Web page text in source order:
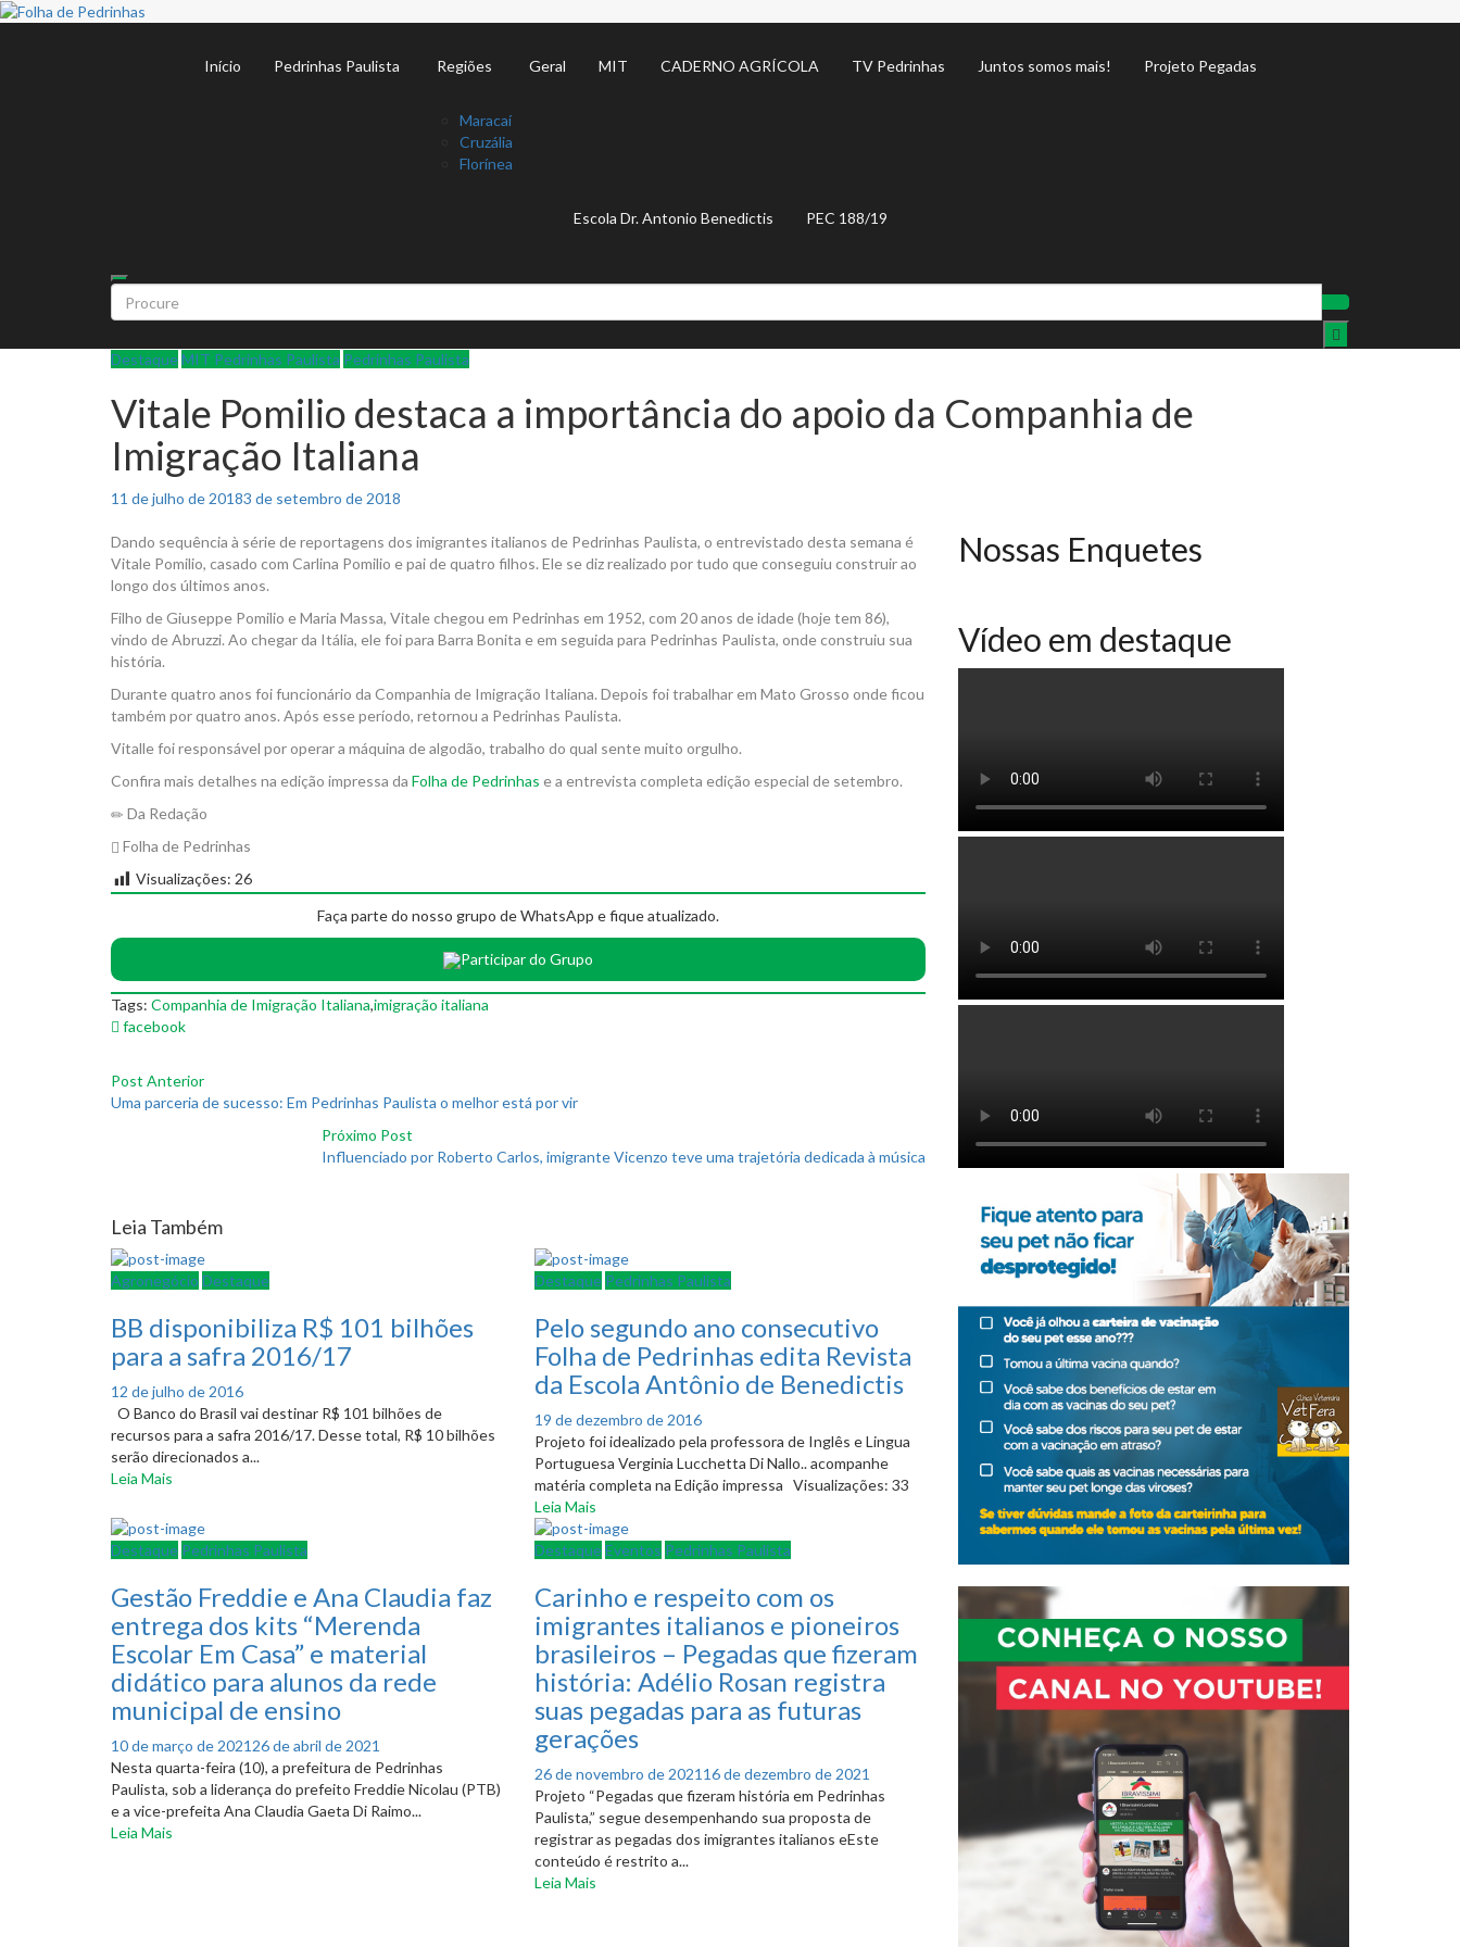
Início Pedrinhas Paulista Regiões
Maracaí
Cruzália
Florínea
Geral MIT CADERNO AGRÍCOLA TV Pedrinhas Juntos somos mais! Projeto Pegadas
Escola Dr. Antonio Benedictis PEC 188/19
Destaque MIT Pedrinhas Paulista Pedrinhas Paulista
Vitale Pomilio destaca a importância do apoio da Companhia de
Imigração Italiana
Posted
11 de julho de 20183 de setembro de 2018
Dando sequência à série de reportagens dos imigrantes italianos de Pedrinhas Paulista, o entrevistado desta semana é
Vitale Pomilio, casado com Carlina Pomilio e pai de quatro filhos. Ele se diz realizado por tudo que conseguiu construir ao
longo dos últimos anos.
Filho de Giuseppe Pomilio e Maria Massa, Vitale chegou em Pedrinhas em 1952, com 20 anos de idade (hoje tem 86),
vindo de Abruzzi. Ao chegar da Itália, ele foi para Barra Bonita e em seguida para Pedrinhas Paulista, onde construiu sua
história.
Durante quatro anos foi funcionário da Companhia de Imigração Italiana. Depois foi trabalhar em Mato Grosso onde ficou
também por quatro anos. Após esse período, retornou a Pedrinhas Paulista.
Vitalle foi responsável por operar a máquina de algodão, trabalho do qual sente muito orgulho.
Confira mais detalhes na edição impressa da Folha de Pedrinhas e a entrevista completa edição especial de setembro.
Da Redação
Folha de Pedrinhas
Visualizações: 26
Faça parte do nosso grupo de WhatsApp e fique atualizado.
Participar do Grupo
Tags: Companhia de Imigração Italiana,imigração italiana
facebook
Post Anterior
Uma parceria de sucesso: Em Pedrinhas Paulista o melhor está por vir
Próximo Post
Influenciado por Roberto Carlos, imigrante Vicenzo teve uma trajetória dedicada à música
Leia Também
Agronegócio Destaque
BB disponibiliza R$ 101 bilhões
para a safra 2016/17
Posted
on
12 de julho de 2016
O Banco do Brasil vai destinar R$ 101 bilhões de
recursos para a safra 2016/17. Desse total, R$ 10 bilhões
serão direcionados a...
Leia Mais
Destaque Pedrinhas Paulista
Pelo segundo ano consecutivo
Folha de Pedrinhas edita Revista
da Escola Antônio de Benedictis
Posted
on
19 de dezembro de 2016
Projeto foi idealizado pela professora de Inglês e Lingua
Portuguesa Verginia Lucchetta Di Nallo.. acompanhe
matéria completa na Edição impressa Visualizações: 33
Leia Mais
Destaque Pedrinhas Paulista
Gestão Freddie e Ana Claudia faz
entrega dos kits “Merenda
Escolar Em Casa” e material
didático para alunos da rede
municipal de ensino
Posted
on
10 de março de 2021 26 de abril de 2021
Nesta quarta-feira (10), a prefeitura de Pedrinhas
Paulista, sob a liderança do prefeito Freddie Nicolau (PTB)
e a vice-prefeita Ana Claudia Gaeta Di Raimo...
Leia Mais
Destaque Eventos Pedrinhas Paulista
Carinho e respeito com os
imigrantes italianos e pioneiros
brasileiros – Pegadas que fizeram
história: Adélio Rosan registra
suas pegadas para as futuras
gerações
Posted
on
26 de novembro de 2021 16 de dezembro de 2021
Projeto “Pegadas que fizeram história em Pedrinhas
Paulista,” segue desempenhando sua proposta de
registrar as pegadas dos imigrantes italianos eEste
conteúdo é restrito a...
Leia Mais
Nossas Enquetes
Vídeo em destaque